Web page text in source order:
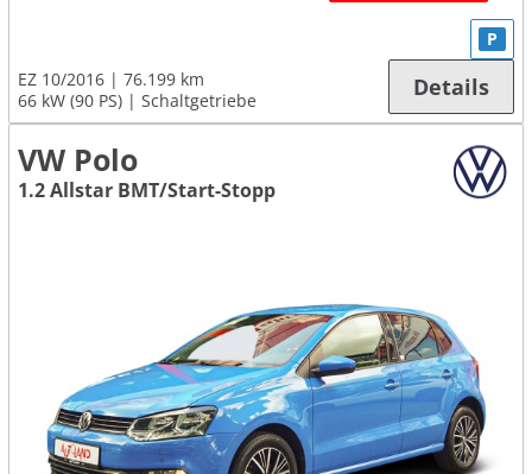
EZ 10/2016
76.199 km
66 kW (90 PS)
Schaltgetriebe
P
Details
VW Polo
1.2 Allstar BMT/Start-Stopp